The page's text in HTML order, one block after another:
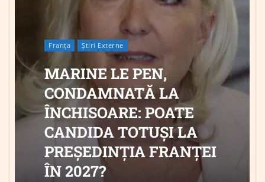
Franța Știri Externe
MARINE LE PEN,
CONDAMNATĂ LA
ÎNCHISOARE: POATE
CANDIDA TOTUȘI LA
PREȘEDINȚIA FRANȚEI
ÎN 2027?